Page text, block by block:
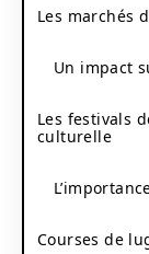
Les marchés
Un impact
Les festivals
culturelle
Courses de